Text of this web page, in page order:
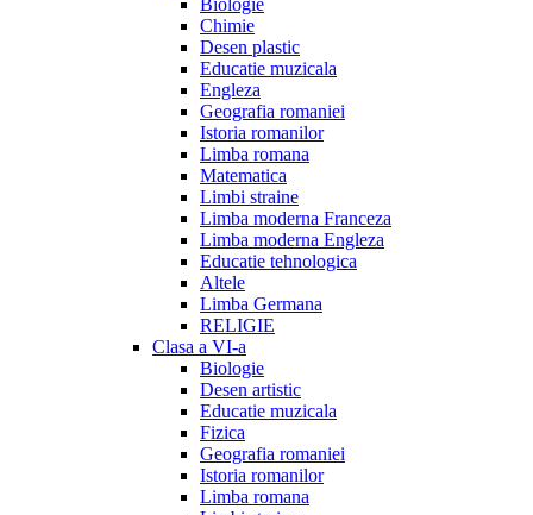
Biologie
Chimie
Desen plastic
Educatie muzicala
Engleza
Geografia romaniei
Istoria romanilor
Limba romana
Matematica
Limbi straine
Limba moderna Franceza
Limba moderna Engleza
Educatie tehnologica
Altele
Limba Germana
RELIGIE
Clasa a VI-a
Biologie
Desen artistic
Educatie muzicala
Fizica
Geografia romaniei
Istoria romanilor
Limba romana